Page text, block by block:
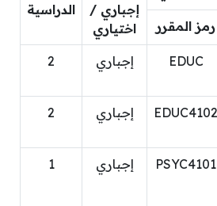
إجباري /
اختياري
الدراسية
رمز المقرر
EDUC إجباري 2
EDUC4102 إجباري 2
PSYC4101 إجباري 1